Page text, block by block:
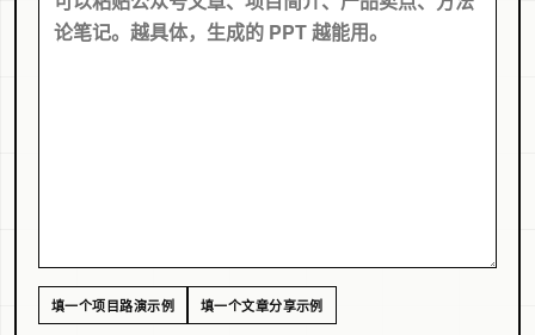
填一个项目路演示例 填一个文章分享示例